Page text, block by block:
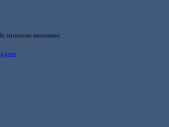
istruzioni necessarie.